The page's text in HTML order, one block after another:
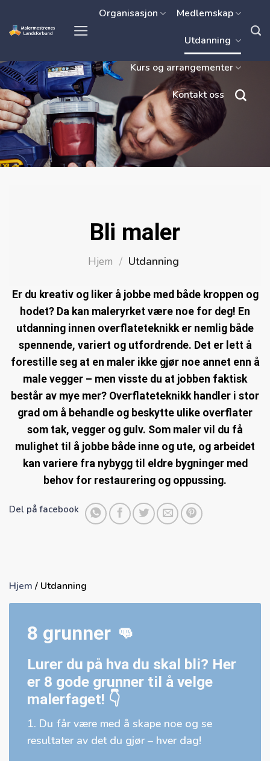
Organisasjon Medlemskap
Utdanning
Kurs og arrangementer
Kontakt oss
Bli maler
Hjem / Utdanning
Er du kreativ og liker å jobbe med både kroppen og
hodet? Da kan maleryrket være noe for deg! En
utdanning innen overflateteknikk er nemlig både
spennende, variert og utfordrende. Det er lett å
forestille seg at en maler ikke gjør noe annet enn å
male vegger – men visste du at jobben faktisk
består av mye mer? Overflateteknikk handler i stor
grad om å behandle og beskytte ulike overflater
som tak, vegger og gulv. Som maler vil du få
mulighet til å jobbe både inne og ute, og arbeidet
kan variere fra nybygg til eldre bygninger med
behov for restaurering og oppussing.
Del på facebook
Hjem / Utdanning
8 grunner 👊
Lurer du på hva du skal bli? Her
er 8 gode grunner til å velge
malerfaget! 👇
1. Du får være med å skape noe og se
resultater av det du gjør – hver dag!